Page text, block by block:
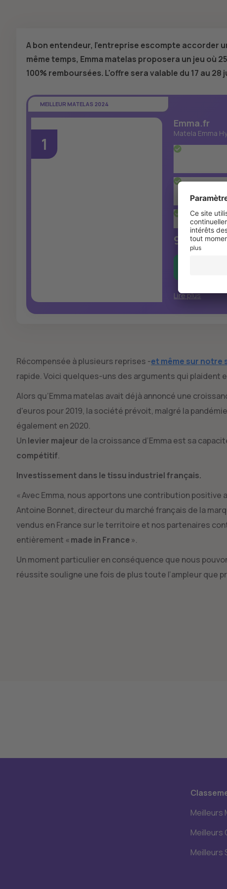
A bon entendeur, l’entreprise escompte accorder
même temps, Emma matelas proposera un jeu où
100% remboursées. L'offre sera valable du 17 au 28
MEILLEUR MATELAS 2024
1
Emma.fr
Matela Emma
Le matelas
vertébrale
100 nuits
et retour
9,0
Lire plus
Récompensée à plusieurs reprises -et même sur notre
rapide. Voici quelques-uns des arguments qui plaident
Alors qu’Emma matelas avait déjà annoncé une
d'euros pour 2019, la société prévoit, malgré la
également en 2020.
Unlevier majeur de la croissance d’Emma est sa
compétitif.
Investissement dans le tissu industriel français.
« Avec Emma, nous apportons une contribution
Antoine Bonnet, directeur du marché français de la
vendus en France sur le territoire et nos partenaires
entièrement «made in France».
Un moment particulier en conséquence que nous
réussite souligne une fois de plus toute l’ampleur que
Meilleurs
Meilleurs
Meilleurs